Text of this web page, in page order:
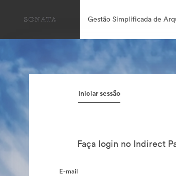
Gestão Simplificada de
Iniciar sessão
Faça login no Indirect
E-mail